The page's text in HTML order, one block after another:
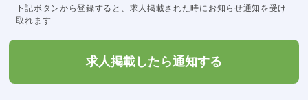
下記ボタンから登録すると、求人掲載された時にお知らせ通知を受け
取れます
求人掲載したら通知する